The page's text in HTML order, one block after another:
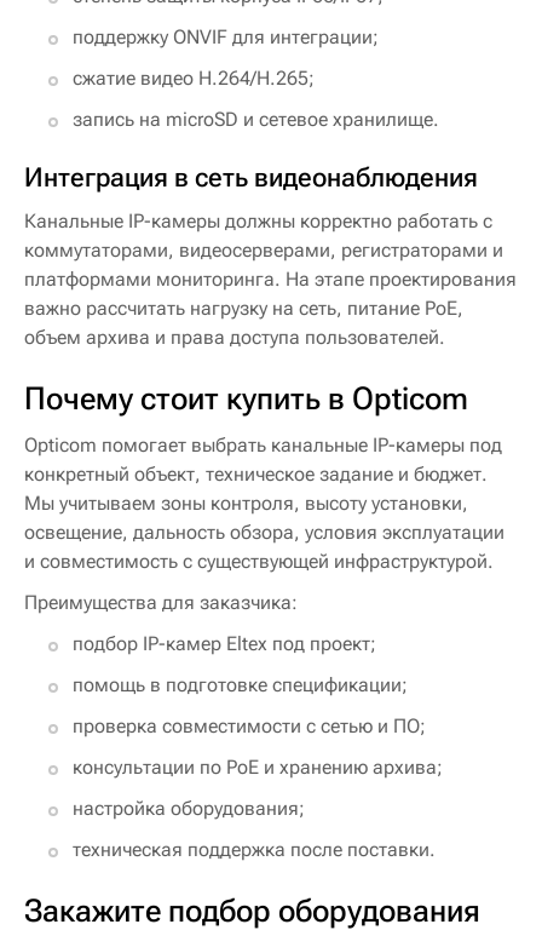
поддержку ONVIF для интеграции;
сжатие видео H.264/H.265;
запись на microSD и сетевое хранилище.
Интеграция в сеть видеонаблюдения
Канальные IP-камеры должны корректно работать с
коммутаторами, видеосерверами, регистраторами и
платформами мониторинга. На этапе проектирования
важно рассчитать нагрузку на сеть, питание PoE,
объем архива и права доступа пользователей.
Почему стоит купить в Opticom
Opticom помогает выбрать канальные IP-камеры под
конкретный объект, техническое задание и бюджет.
Мы учитываем зоны контроля, высоту установки,
освещение, дальность обзора, условия эксплуатации
и совместимость с существующей инфраструктурой.
Преимущества для заказчика:
подбор IP-камер Eltex под проект;
помощь в подготовке спецификации;
проверка совместимости с сетью и ПО;
консультации по PoE и хранению архива;
настройка оборудования;
техническая поддержка после поставки.
Закажите подбор оборудования